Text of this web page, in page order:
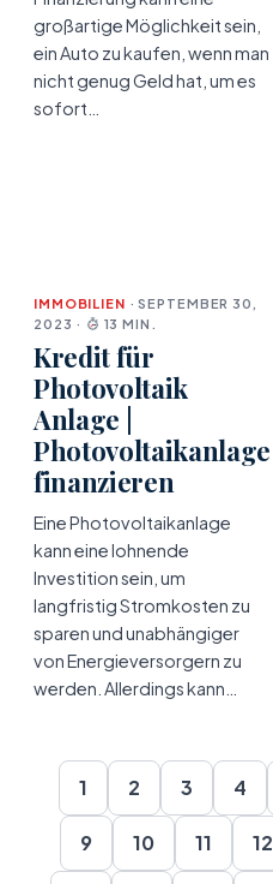
großartige Möglichkeit sein,
ein Auto zu kaufen, wenn man
nicht genug Geld hat, um es
sofort…
IMMOBILIEN · SEPTEMBER 30,
2023 ·
13 MIN.
Kredit für
Photovoltaik
Anlage |
Photovoltaikanlage
finanzieren
Eine Photovoltaikanlage
kann eine lohnende
Investition sein, um
langfristig Stromkosten zu
sparen und unabhängiger
von Energieversorgern zu
werden. Allerdings kann…
1 2 3 4
9 10 11 12